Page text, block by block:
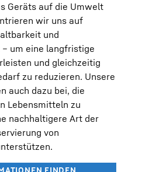
Geräts auf die Umwelt
wir uns auf
und
um eine langfristige
und gleichzeitig
zu reduzieren. Unsere
auch dazu bei, die
Lebensmitteln zu
nachhaltigere Art der
von